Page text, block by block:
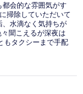
会的な雰囲気がす
掃除していただいて
水滴なく気持ちが
聞こえるが深夜は
もタクシーまで手配